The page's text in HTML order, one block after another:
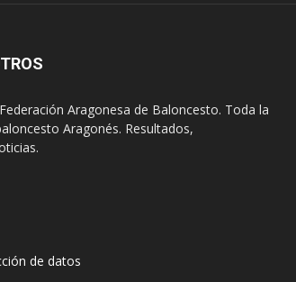
Aragonesa de Baloncesto. Toda la
Aragonés. Resultados,
de datos